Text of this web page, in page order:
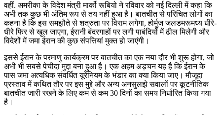
वहीं. अमरीका के विदेश मंत्री मार्को रूबियो ने रविवार को नई दिल्ली में कहा कि
अभी तक कुछ भी अंतिम रूप से तय नहीं हुआ है। बातचीत से परिचित लोगों का
कहना है कि इस समझौते से शत्रुता पर विराम लगेगा, होर्मुज जलडमरूमध्य धीरे-
धीरे फिर से खुल जाएगा, ईरानी बंदरगाहों पर लगी पाबंदियों में ढील मिलेगी और
विदेशों में जमा ईरान की कुछ संपत्तियां मुक्त हो जाएंगी।
इससे ईरान के परमाणु कार्यक्रम पर बातचीत का एक नया दौर भी शुरू होगा, जो
अभी भी सबसे पेचीदा मुद्दा बना हुआ है। एक अहम अड़चन यह है कि ईरान के
पास जमा अत्यधिक संवर्धित यूरेनियम के भंडार का क्या किया जाए। मौजूदा
प्रस्ताव में कथित तौर पर इस मुद्दे और अन्य अनसुलझे सवालों पर कूटनीतिक
बातचीत जारी रखने के लिए कम से कम 30 दिनों का समय निर्धारित किया गया
है।